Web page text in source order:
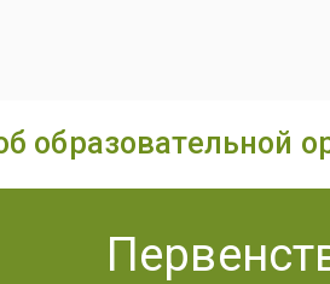
образовательной